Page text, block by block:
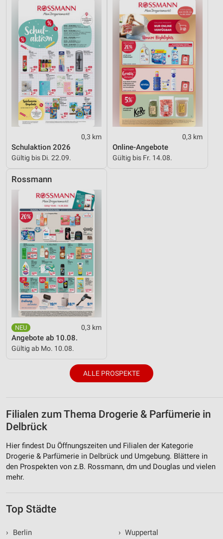
0,3 km
Schulaktion 2026
Gültig bis Di. 22.09.
0,3 km
Online-Angebote
Gültig bis Fr. 14.08.
Rossmann
0,3 km
Angebote ab 10.08.
Gültig ab Mo. 10.08.
ALLE PROSPEKTE
Filialen zum Thema Drogerie & Parfümerie in
Delbrück
Hier findest Du Öffnungszeiten und Filialen der Kategorie
Drogerie & Parfümerie in Delbrück und Umgebung. Blättere in
den Prospekten von z.B. Rossmann, dm und Douglas und vielen
mehr.
Top Städte
›
Berlin
› Wuppertal
Funktional
Werbung